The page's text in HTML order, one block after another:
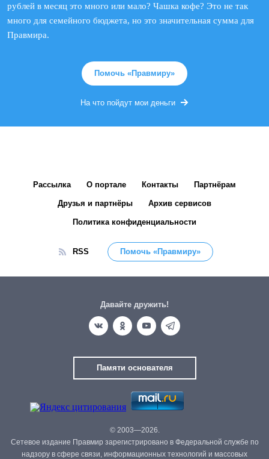
рублей в месяц это много или мало? Чашка кофе? Это не так
много для семейного бюджета, но это значительная сумма для
Правмира.
Помочь «Правмиру»
На что пойдут мои деньги
Рассылка О портале Контакты Партнёрам
Друзья и партнёры Архив сервисов
Политика конфиденциальности
RSS Помочь «Правмиру»
Давайте дружить!
Памяти основателя
© 2003—2026.
Сетевое издание Правмир зарегистрировано в Федеральной службе по
надзору в сфере связи, информационных технологий и массовых